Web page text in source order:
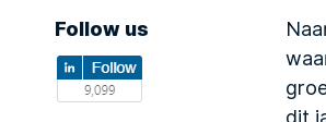
Follow us